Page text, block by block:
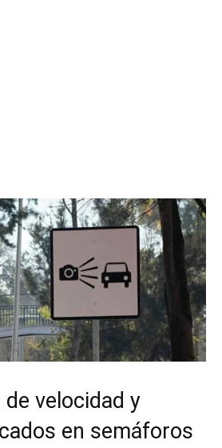
velocidad y
en semáforos